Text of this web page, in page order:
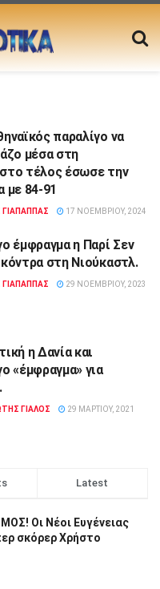
παραλίγο να
μέσα στη
τέλος έσωσε την
με 84-91
17 ΝΟΕΜΒΡΊΟΥ, 2024
έμφραγμα η Παρί Σεν
στη Νιούκαστλ.
29 ΝΟΕΜΒΡΊΟΥ, 2023
η Δανία και
«έμφραγμα» για
ΓΙΑΛΟΣ 29 ΜΑΡΤΊΟΥ, 2021
Latest
Οι Νέοι Ευγένειας
σκόρερ Χρήστο